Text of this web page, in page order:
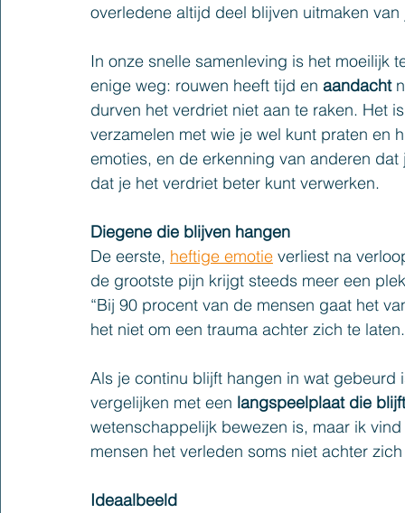
overledene altijd deel blijven uitmaken van
In onze snelle samenleving is het
enige weg: rouwen heeft tijd en aandacht
durven het verdriet niet aan te raken. Het
verzamelen met wie je wel kunt praten en
emoties, en de erkenning van anderen
dat je het verdriet beter kunt verwerken.
Diegene die blijven hangen
De eerste, heftige emotie verliest na
de grootste pijn krijgt steeds meer een
“Bij 90 procent van de mensen gaat het
het niet om een trauma achter zich te laten.
Als je continu blijft hangen in wat
vergelijken met een langspeelplaat die
wetenschappelijk bewezen is, maar ik
mensen het verleden soms niet achter
Ideaalbeeld